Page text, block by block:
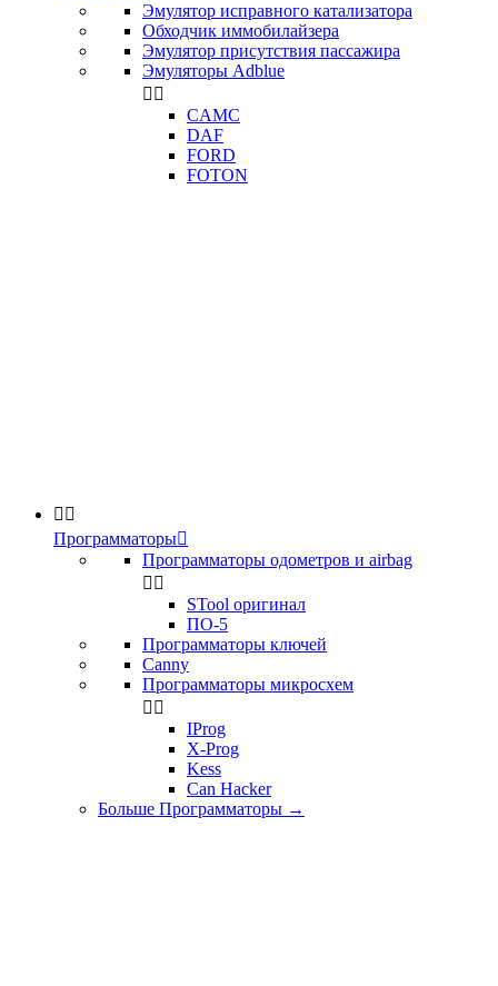
Эмулятор исправного катализатора
Обходчик иммобилайзера
Эмулятор присутствия пассажира
Эмуляторы Adblue
 
CAMC
DAF
FORD
FOTON
 
Программаторы
Программаторы одометров и airbag
 
STool оригинал
ПО-5
Программаторы ключей
Canny
Программаторы микросхем
 
IProg
X-Prog
Kess
Can Hacker
Больше Программаторы →